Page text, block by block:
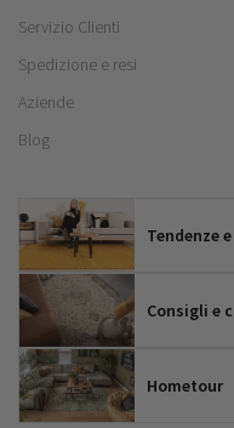
Servizio Clienti
Spedizione e resi
Aziende
Blog
Tendenze
Consigli e
Hometour